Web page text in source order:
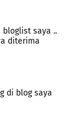
bloglist saya ..
diterima
di blog saya